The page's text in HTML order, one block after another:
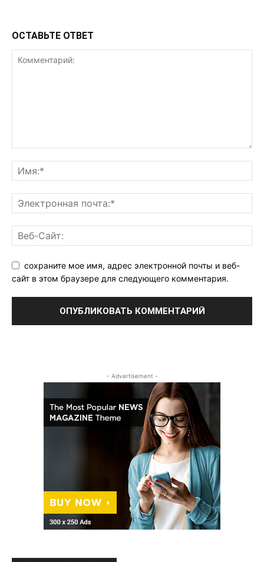
ОСТАВЬТЕ ОТВЕТ
сохраните мое имя, адрес электронной почты и веб-
сайт в этом браузере для следующего комментария.
- Advertisement -